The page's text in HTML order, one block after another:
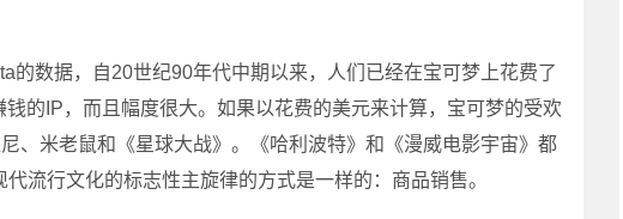
数据，自20世纪90年代中期以来，人们已经在宝可梦上花费了
的IP，而且幅度很大。如果以花费的美元来计算，宝可梦的受欢
、米老鼠和《星球大战》。《哈利波特》和《漫威电影宇宙》都
流行文化的标志性主旋律的方式是一样的：商品销售。